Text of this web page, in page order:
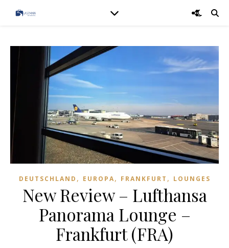
DEUTSCHLAND , EUROPA, FRANKFURT , LOUNGES
New Review – Lufthansa
Panorama Lounge –
Frankfurt (FRA)